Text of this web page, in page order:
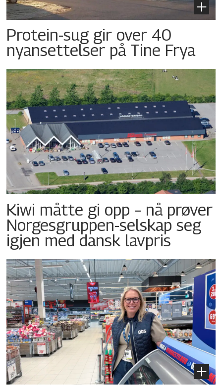
Protein-sug gir over 40
nyansettelser på Tine Frya
Kiwi måtte gi opp – nå prøver
Norgesgruppen-selskap seg
igjen med dansk lavpris